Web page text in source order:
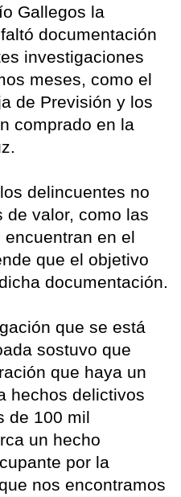
Gallegos la
documentación
investigaciones
meses, como el
de Previsión y los
comprado en la
delincuentes no
de valor, como las
en el
que el objetivo
documentación.
que se está
sostuvo que
que haya un
hechos delictivos
de 100 mil
un hecho
por la
nos encontramos